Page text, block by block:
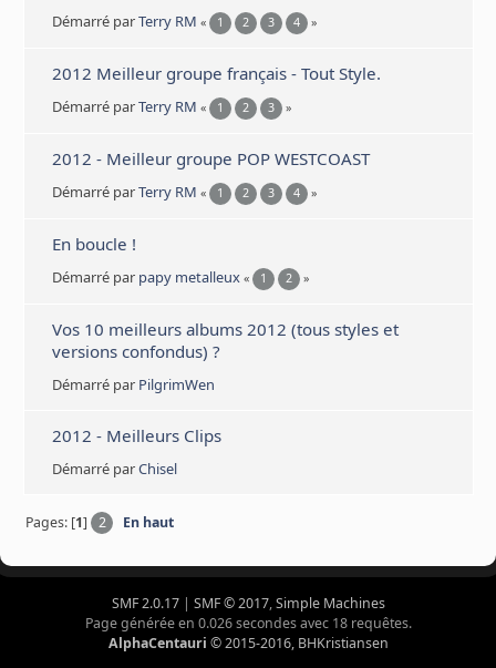
Démarré parTerry RM « 1 2 3 4 »
2012 Meilleur groupe français - Tout Style.
Démarré parTerry RM « 1 2 3 »
2012 - Meilleur groupe POP WESTCOAST
Démarré parTerry RM « 1 2 3 4 »
En boucle !
Démarré par papy metalleux « 1 2 »
Vos 10 meilleurs albums 2012 (tous styles et
versions confondus) ?
Démarré par PilgrimWen
2012 - Meilleurs Clips
Démarré parChisel
Pages: [1] 2 En haut
SMF 2.0.17| SMF © 2017,Simple Machines
Page générée en 0.026 secondes avec 18 requêtes.
AlphaCentauri © 2015-2016, BHKristiansen